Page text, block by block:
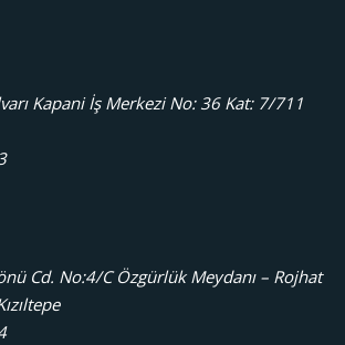
Kapani İş Merkezi No: 36 Kat: 7/711
Cd. No:4/C Özgürlük Meydanı – Rojhat